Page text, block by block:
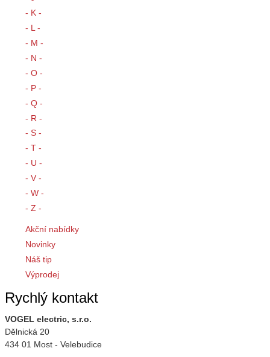
- K -
- L -
- M -
- N -
- O -
- P -
- Q -
- R -
- S -
- T -
- U -
- V -
- W -
- Z -
Akční nabídky
Novinky
Náš tip
Výprodej
Rychlý kontakt
VOGEL electric, s.r.o.
Dělnická 20
434 01 Most - Velebudice